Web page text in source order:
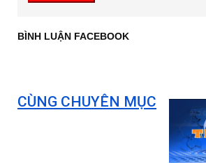
BÌNH LUẬN FACEBOOK
CÙNG CHUYÊN MỤC